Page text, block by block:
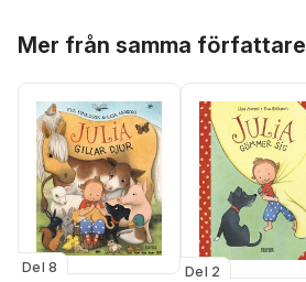
Mer från samma författare
Del 8 Del 2